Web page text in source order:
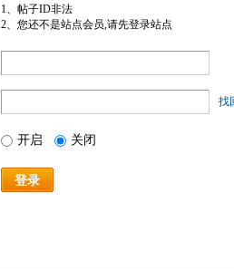
1、帖子ID非法
2、您还不是站点会员,请先登录站点
找
开启 关闭
登录